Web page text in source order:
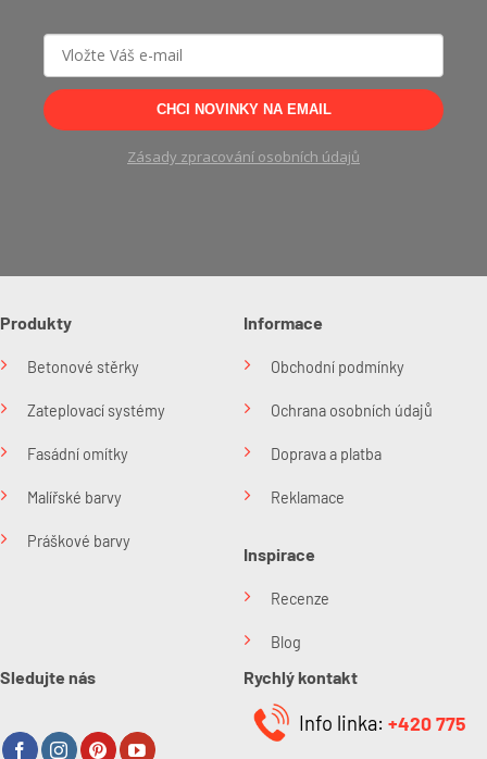
CHCI NOVINKY NA EMAIL
Zásady zpracování osobních údajů
Produkty
Betonové stěrky
Zateplovací systémy
Fasádní omítky
Malířské barvy
Práškové barvy
Informace
Obchodní podmínky
Ochrana osobních údajů
Doprava a platba
Reklamace
Inspirace
Recenze
Blog
Sledujte nás Rychlý kontakt
Info linka: +420 775